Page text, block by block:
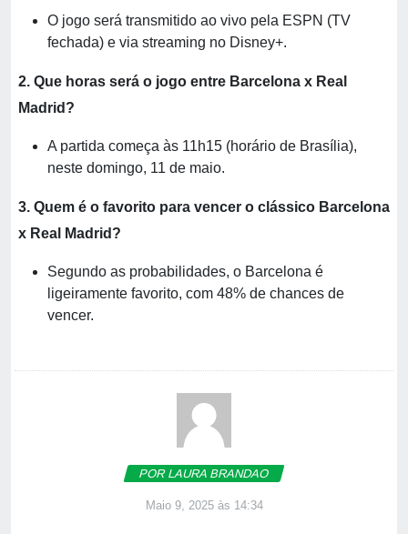
O jogo será transmitido ao vivo pela ESPN (TV
fechada) e via streaming no Disney+.
2. Que horas será o jogo entre Barcelona x Real
Madrid?
A partida começa às 11h15 (horário de Brasília),
neste domingo, 11 de maio.
3. Quem é o favorito para vencer o clássico Barcelona
x Real Madrid?
Segundo as probabilidades, o Barcelona é
ligeiramente favorito, com 48% de chances de
vencer.
POR LAURA BRANDAO
Maio 9, 2025 às 14:34